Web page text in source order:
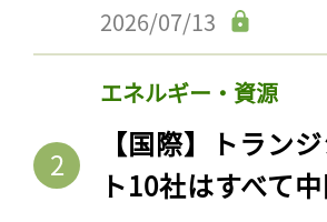
2026/07/13
エネルギー・資源
【国際】トラン
ト10社はすべて